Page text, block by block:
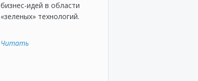
бизнес-идей в области
«зеленых» технологий.
Читать